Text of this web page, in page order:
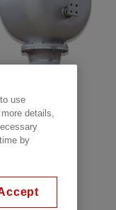
use
details,
by